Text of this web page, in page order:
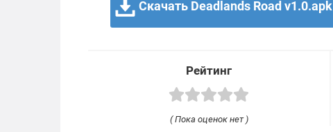
Скачать Deadlands Road v1.0.apk
Рейтинг
( Пока оценок нет )